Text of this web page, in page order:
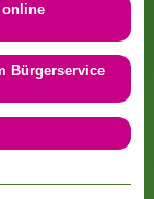
online
Bürgerservice